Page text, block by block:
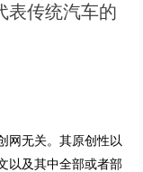
表传统汽车的
网无关。其原创性以
以及其中全部或者部